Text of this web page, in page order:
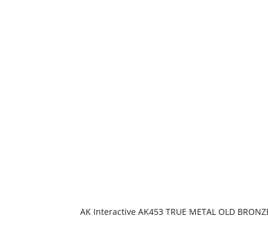
AK Interactive AK453 TRUE METAL OLD